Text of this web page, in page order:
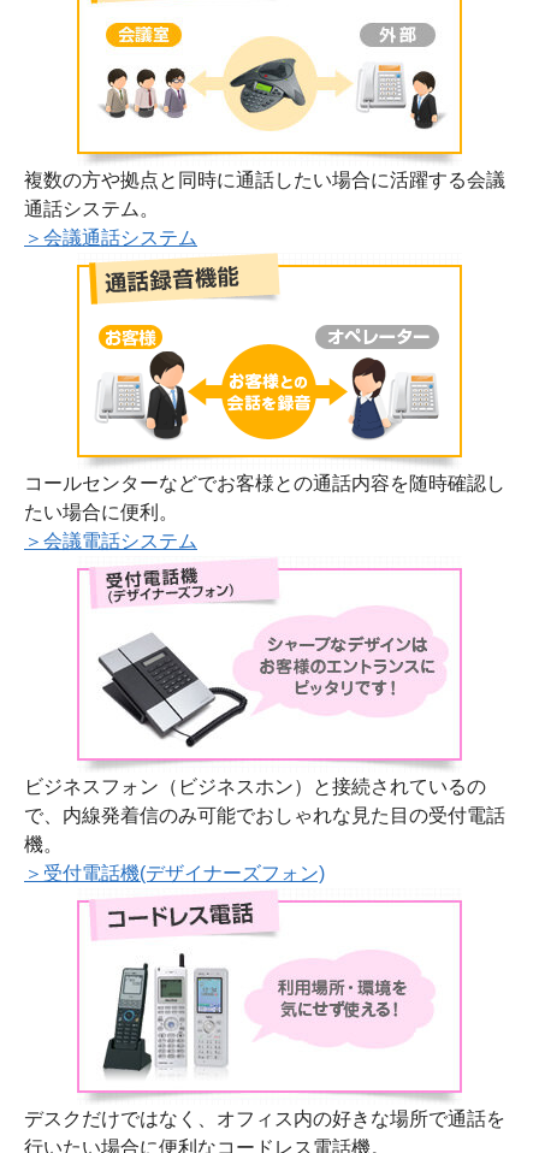
複数の方や拠点と同時に通話したい場合に活躍する会議
通話システム。
＞会議通話システム
コールセンターなどでお客様との通話内容を随時確認し
たい場合に便利。
＞会議電話システム
ビジネスフォン（ビジネスホン）と接続されているの
で、内線発着信のみ可能でおしゃれな見た目の受付電話
機。
＞受付電話機(デザイナーズフォン)
デスクだけではなく、オフィス内の好きな場所で通話を
行いたい場合に便利なコードレス電話機。